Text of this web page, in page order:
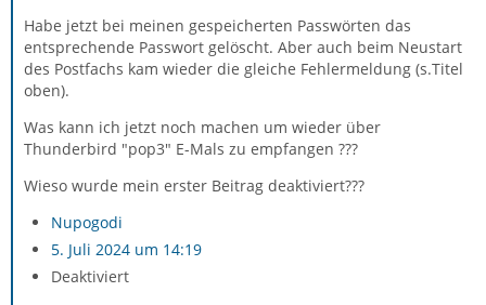
Habe jetzt bei meinen gespeicherten Passwörten das
entsprechende Passwort gelöscht. Aber auch beim Neustart
des Postfachs kam wieder die gleiche Fehlermeldung (s.Titel
oben).
Was kann ich jetzt noch machen um wieder über
Thunderbird "pop3" E-Mals zu empfangen ???
Wieso wurde mein erster Beitrag deaktiviert???
Nupogodi
5. Juli 2024 um 14:19
Deaktiviert